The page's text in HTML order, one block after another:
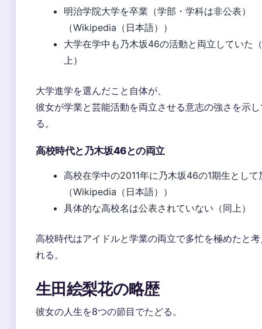
明治学院大学を卒業（学部・学科は非公表）
（Wikipedia（日本語））
大学在学中も乃木坂46の活動と両立していた
上）
大学進学を選んだこと自体が、
彼女が学業と芸能活動を両立させる意志の強さを示
る。
高校時代と乃木坂46との両立
高校在学中の2011年に乃木坂46の1期生として
（Wikipedia（日本語））
具体的な高校名は公表されていない（同上）
高校時代はアイドルと学業の両立で多忙を極めたと
れる。
生田絵梨花の略歴
彼女の人生を8つの節目でたどる。